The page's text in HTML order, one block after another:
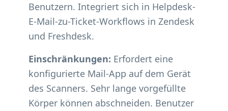
Benutzern. Integriert sich in Helpdesk-
E-Mail-zu-Ticket-Workflows in Zendesk
und Freshdesk.
Einschränkungen: Erfordert eine
konfigurierte Mail-App auf dem Gerät
des Scanners. Sehr lange vorgefüllte
Körper können abschneiden. Benutzer